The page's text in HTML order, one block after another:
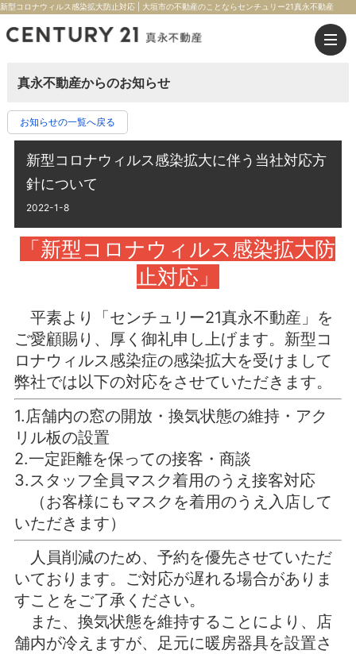
新型コロナウィルス感染拡大防止対応 | 大垣市の不動産のことならセンチュリー21真永不動産
真永不動産からのお知らせ
お知らせの一覧へ戻る
新型コロナウィルス感染拡大に伴う当社対応方
針について
2022-1-8
「新型コロナウィルス感染拡大防
止対応」
平素より「センチュリー21真永不動産」を
ご愛顧賜り、厚く御礼申し上げます。新型コ
ロナウィルス感染症の感染拡大を受けまして
弊社では以下の対応をさせていただきます。
1.店舗内の窓の開放・換気状態の維持・アク
リル板の設置
2.一定距離を保っての接客・商談
3.スタッフ全員マスク着用のうえ接客対応
（お客様にもマスクを着用のうえ入店して
いただきます）
人員削減のため、予約を優先させていただ
いております。ご対応が遅れる場合がありま
すことをご了承ください。
また、換気状態を維持することにより、店
舗内が冷えますが、足元に暖房器具を設置さ